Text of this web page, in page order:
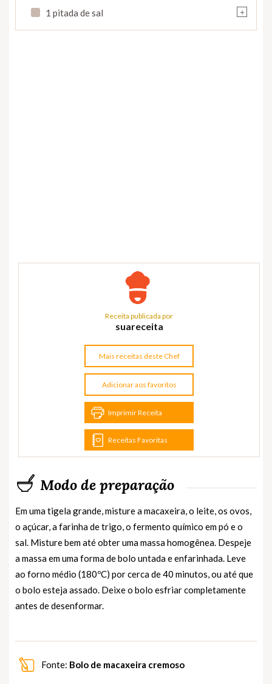
+
1 pitada de sal
Receita publicada por
suareceita
Mais receitas deste Chef
Adicionar aos favoritos
Imprimir Receita
Receitas Favoritas
Modo de preparação
Em uma tigela grande, misture a macaxeira, o leite, os ovos,
o açúcar, a farinha de trigo, o fermento químico em pó e o
sal. Misture bem até obter uma massa homogênea. Despeje
a massa em uma forma de bolo untada e enfarinhada. Leve
ao forno médio (180ºC) por cerca de 40 minutos, ou até que
o bolo esteja assado. Deixe o bolo esfriar completamente
antes de desenformar.
Fonte: Bolo de macaxeira cremoso